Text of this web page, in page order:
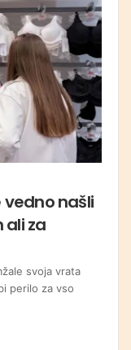
našli
ali za
svoja vrata
perilo za vso